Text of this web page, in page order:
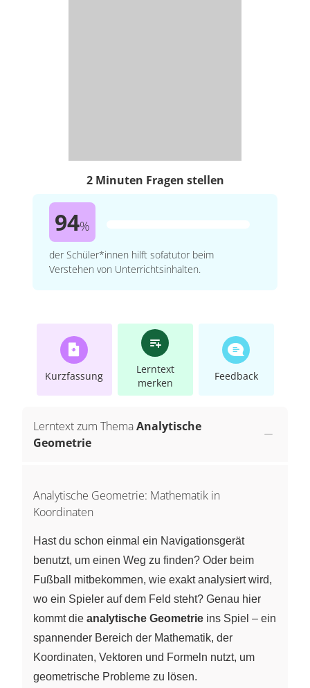
2 Minuten Fragen stellen
94%
der Schüler*innen hilft sofatutor beim
Verstehen von Unterrichtsinhalten.
Kurzfassung
Lerntext
merken
Feedback
Lerntext zum ThemaAnalytische
Geometrie
Analytische Geometrie: Mathematik in
Koordinaten
Hast du schon einmal ein Navigationsgerät
benutzt, um einen Weg zu finden? Oder beim
Fußball mitbekommen, wie exakt analysiert wird,
wo ein Spieler auf dem Feld steht? Genau hier
kommt die analytische Geometrie ins Spiel – ein
spannender Bereich der Mathematik, der
Koordinaten, Vektoren und Formeln nutzt, um
geometrische Probleme zu lösen.